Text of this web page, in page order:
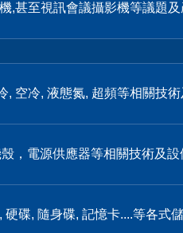
,甚至視訊會議攝影機等議題
, 空冷, 液態氮, 超頻等相關技
，電源供應器等相關技術及
硬碟, 隨身碟, 記憶卡....等各式